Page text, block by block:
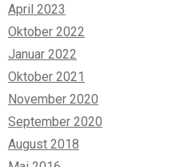
April 2023
Oktober 2022
Januar 2022
Oktober 2021
November 2020
September 2020
August 2018